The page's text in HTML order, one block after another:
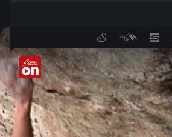
Wandsüchtig -